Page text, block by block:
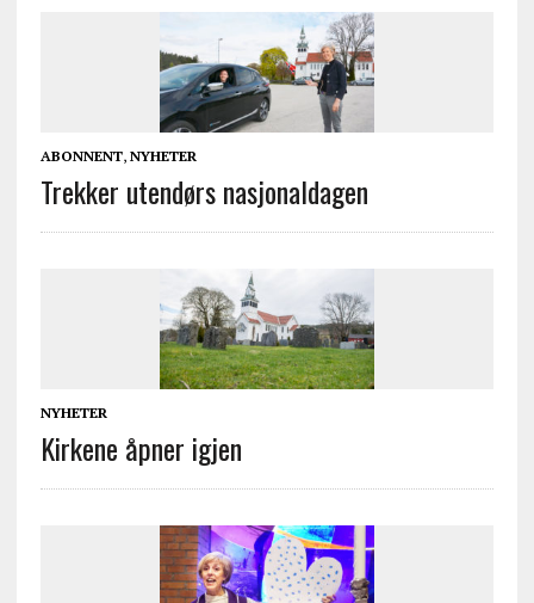
ABONNENT, NYHETER
Trekker utendørs nasjonaldagen
NYHETER
Kirkene åpner igjen